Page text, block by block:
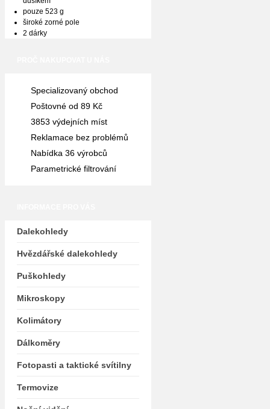
pouze 523 g
široké zorné pole
2 dárky
Specializovaný obchod
Poštovné od 89 Kč
3853 výdejních míst
Reklamace bez problémů
Nabídka 36 výrobců
Parametrické filtrování
Dalekohledy
Hvězdářské dalekohledy
Puškohledy
Mikroskopy
Kolimátory
Dálkoměry
Fotopasti a taktické svítilny
Termovize